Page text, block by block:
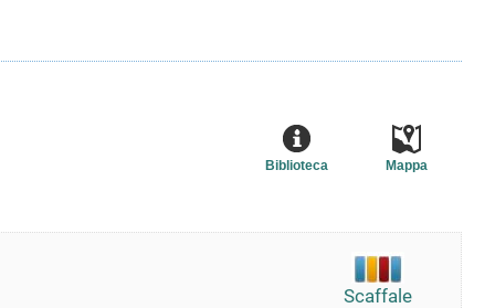
Mappa
Biblioteca
Scaffale